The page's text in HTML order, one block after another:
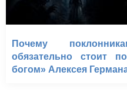
Почему
обязательно стоит
богом» Алексея